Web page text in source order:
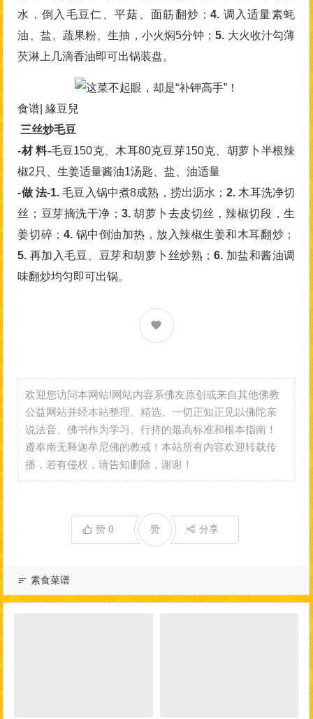
水，倒入毛豆仁、平菇、面筋翻炒；4. 调入适量素蚝
油、盐、蔬果粉、生抽，小火焖5分钟；5. 大火收汁勾薄
芡淋上几滴香油即可出锅装盘。
食谱| 緣豆兒
三丝炒毛豆
-材 料-毛豆150克、木耳80克豆芽150克、胡萝卜半根辣
椒2只、生姜适量酱油1汤匙、盐、油适量
-做 法-1.毛豆入锅中煮8成熟，捞出沥水；2. 木耳洗净切
丝；豆芽摘洗干净； 3.胡萝卜去皮切丝，辣椒切段，生
姜切碎；4. 锅中倒油加热，放入辣椒生姜和木耳翻炒；
5. 再加入毛豆、豆芽和胡萝卜丝炒熟；6. 加盐和酱油调
味翻炒均匀即可出锅。
欢迎您访问本网站!网站内容系佛友原创或来自其他佛教
公益网站并经本站整理、精选。一切正知正见以佛陀亲
说法音、佛书作为学习、行持的最高标准和根本指南！
遵奉南无释迦牟尼佛的教戒！本站所有内容欢迎转载传
播，若有侵权，请告知删除，谢谢！
赞0 分享
赞
素食菜谱